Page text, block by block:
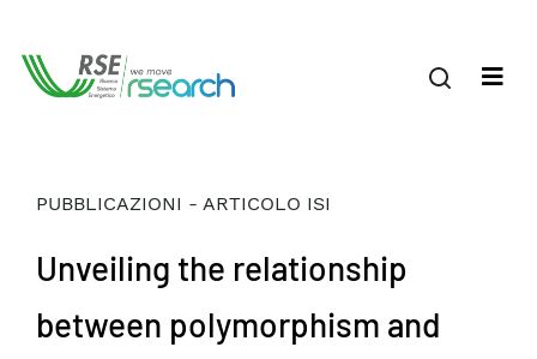
PUBBLICAZIONI - ARTICOLO ISI
Unveiling the relationship
between polymorphism and